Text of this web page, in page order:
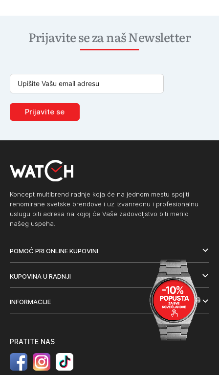
Prijavite se za naš Newsletter
Prijavite se
Koncept multibrend radnje koja će na jednom mestu spojiti
renomirane svetske brendove i uz izvanrednu i profesionalnu
uslugu biti adresa na kojoj će Vaše zadovoljstvo biti merilo
našeg uspeha.
POMOĆ PRI ONLINE KUPOVINI
KUPOVINA U RADNJI
INFORMACIJE
PRATITE NAS